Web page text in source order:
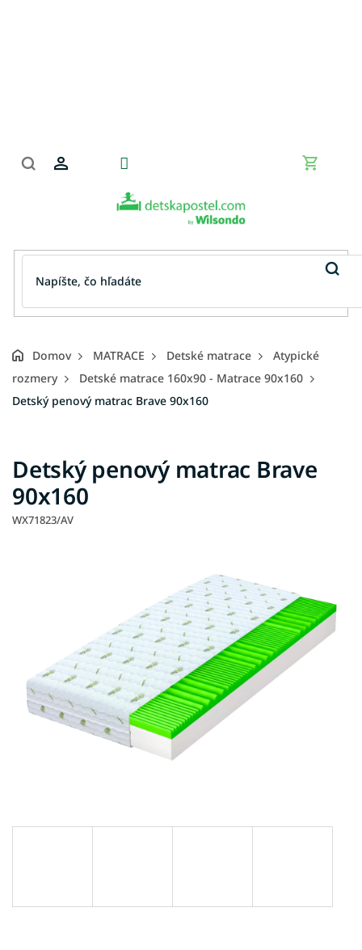
Domov MATRACE Detské matrace
Atypické
rozmery
Detské matrace 160x90 - Matrace 90x160
Detský penový matrac Brave 90x160
Detský penový matrac Brave
90x160
WX71823/AV